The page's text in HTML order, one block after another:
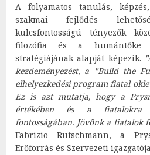
A folyamatos tanulás,
szakmai fejlődés
kulcsfontosságú tényezők
filozófia és a humántőke
stratégiájának alapját képezik.
kezdeményezést, a "Build the
elhelyezkedési program fiatal
Ez is azt mutatja, hogy a
értékében és a fiatalokra
fontosságában. Jövőnk a fiatalok
Fabrizio Rutschmann, a
Erőforrás és Szervezeti